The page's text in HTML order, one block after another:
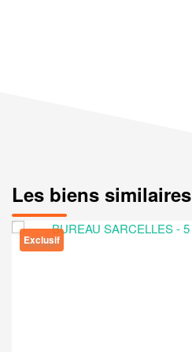
Les biens similaires
Exclusif